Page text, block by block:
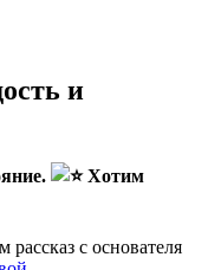
и
Хотим
с основателя